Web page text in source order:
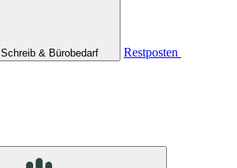
Schreib & Bürobedarf
Restposten